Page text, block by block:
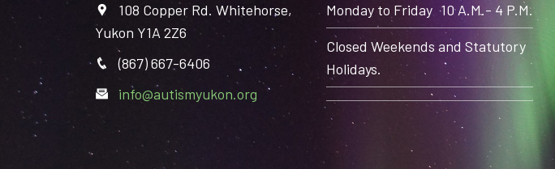
108 Copper Rd. Whitehorse,
Yukon Y1A 2Z6
(867) 667-6406
info@autismyukon.org
Monday to Friday 10 A.M.- 4 P.M.
Closed Weekends and Statutory
Holidays.